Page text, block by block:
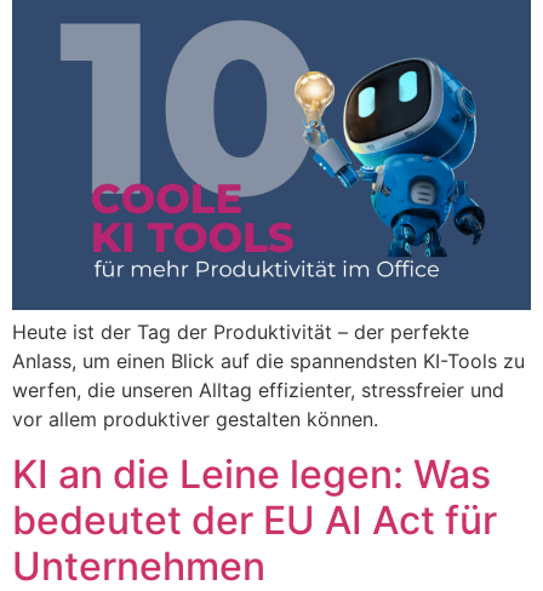
Heute ist der Tag der Produktivität – der perfekte
Anlass, um einen Blick auf die spannendsten KI-Tools zu
werfen, die unseren Alltag effizienter, stressfreier und
vor allem produktiver gestalten können.
KI an die Leine legen: Was
bedeutet der EU AI Act für
Unternehmen